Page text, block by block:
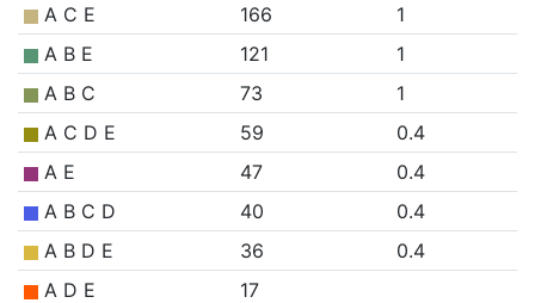
A C E
166
1
A B E
121
1
A B C
73
1
A C D E
59
0.4
A E
47
0.4
A B C D
40
0.4
A B D E
36
0.4
A D E
17